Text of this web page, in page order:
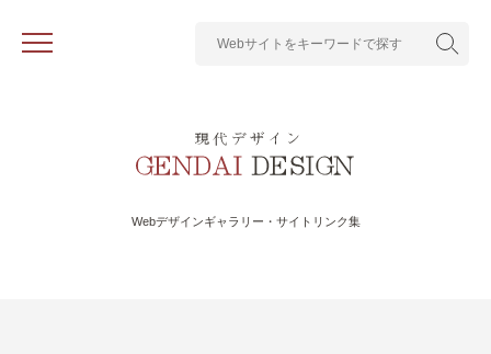
Webデザインギャラリー・サイトリンク集